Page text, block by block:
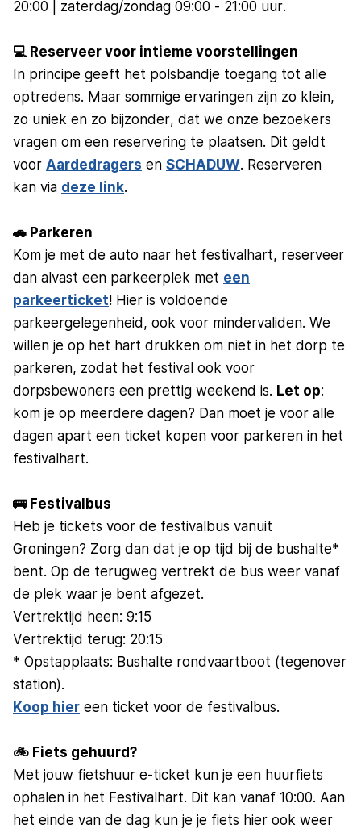
20:00 | zaterdag/zondag 09:00 - 21:00 uur.
💻 Reserveer voor intieme voorstellingen
In principe geeft het polsbandje toegang tot alle
optredens. Maar sommige ervaringen zijn zo klein,
zo uniek en zo bijzonder, dat we onze bezoekers
vragen om een reservering te plaatsen. Dit geldt
voor Aardedragers en SCHADUW. Reserveren
kan via deze link.
🚗 Parkeren
Kom je met de auto naar het festivalhart, reserveer
dan alvast een parkeerplek met een
parkeerticket! Hier is voldoende
parkeergelegenheid, ook voor mindervaliden. We
willen je op het hart drukken om niet in het dorp te
parkeren, zodat het festival ook voor
dorpsbewoners een prettig weekend is. Let op:
kom je op meerdere dagen? Dan moet je voor alle
dagen apart een ticket kopen voor parkeren in het
festivalhart.
🚌 Festivalbus
Heb je tickets voor de festivalbus vanuit
Groningen? Zorg dan dat je op tijd bij de bushalte*
bent. Op de terugweg vertrekt de bus weer vanaf
de plek waar je bent afgezet.
Vertrektijd heen: 9:15
Vertrektijd terug: 20:15
* Opstapplaats: Bushalte rondvaartboot (tegenover
station).
Koop hier een ticket voor de festivalbus.
🚲 Fiets gehuurd?
Met jouw fietshuur e-ticket kun je een huurfiets
ophalen in het Festivalhart. Dit kan vanaf 10:00. Aan
het einde van de dag kun je je fiets hier ook weer